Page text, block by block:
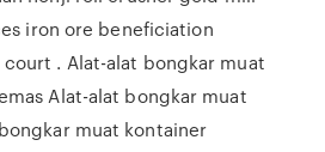
iron ore beneficiation
. Alat-alat bongkar muat
Alat-alat bongkar muat
muat kontainer